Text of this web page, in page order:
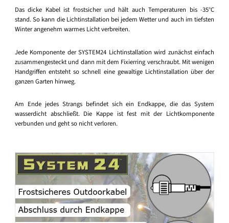
Das dicke Kabel ist frostsicher und hält auch Temperaturen bis -35°C
stand. So kann die Lichtinstallation bei jedem Wetter und auch im tiefsten
Winter angenehm warmes Licht verbreiten.
Jede Komponente der SYSTEM24 Lichtinstallation wird zunächst einfach
zusammengesteckt und dann mit dem Fixierring verschraubt. Mit wenigen
Handgriffen entsteht so schnell eine gewaltige Lichtinstallation über der
ganzen Garten hinweg.
Am Ende jedes Strangs befindet sich ein Endkappe, die das System
wasserdicht abschließt. Die Kappe ist fest mit der Lichtkomponente
verbunden und geht so nicht verloren.